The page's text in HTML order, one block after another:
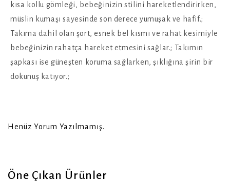
kısa kollu gömleği, bebeğinizin stilini hareketlendirirken,
müslin kumaşı sayesinde son derece yumuşak ve hafif.;
Takıma dahil olan şort, esnek bel kısmı ve rahat kesimiyle
bebeğinizin rahatça hareket etmesini sağlar.; Takımın
şapkası ise güneşten koruma sağlarken, şıklığına şirin bir
dokunuş katıyor.;
Henüz Yorum Yazılmamış.
Öne Çıkan Ürünler